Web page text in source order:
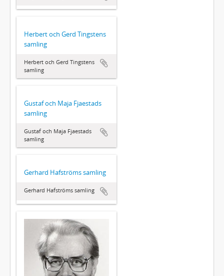
Herbert och Gerd Tingstens
samling
Herbert och Gerd Tingstens
samling
Gustaf och Maja Fjaestads
samling
Gustaf och Maja Fjaestads
samling
Gerhard Hafströms samling
Gerhard Hafströms samling